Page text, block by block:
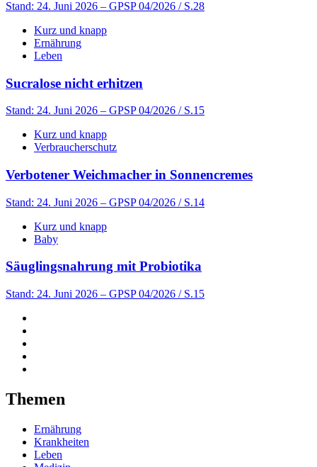
Stand: 24. Juni 2026 – GPSP 04/2026 / S.28
Kurz und knapp
Ernährung
Leben
Sucralose nicht erhitzen
Stand: 24. Juni 2026 – GPSP 04/2026 / S.15
Kurz und knapp
Verbraucherschutz
Verbotener Weichmacher in Sonnencremes
Stand: 24. Juni 2026 – GPSP 04/2026 / S.14
Kurz und knapp
Baby
Säuglingsnahrung mit Probiotika
Stand: 24. Juni 2026 – GPSP 04/2026 / S.15
Themen
Ernährung
Krankheiten
Leben